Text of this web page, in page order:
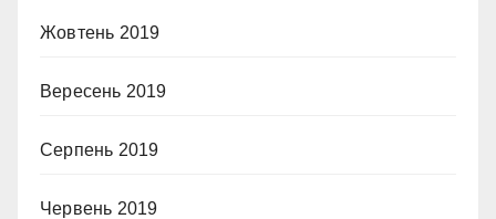
Жовтень 2019
Вересень 2019
Серпень 2019
Червень 2019